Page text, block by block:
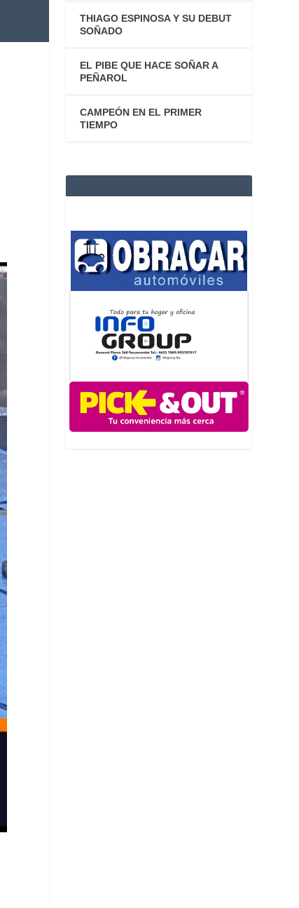
THIAGO ESPINOSA Y SU DEBUT
SOÑADO
EL PIBE QUE HACE SOÑAR A
PEÑAROL
CAMPEÓN EN EL PRIMER
TIEMPO